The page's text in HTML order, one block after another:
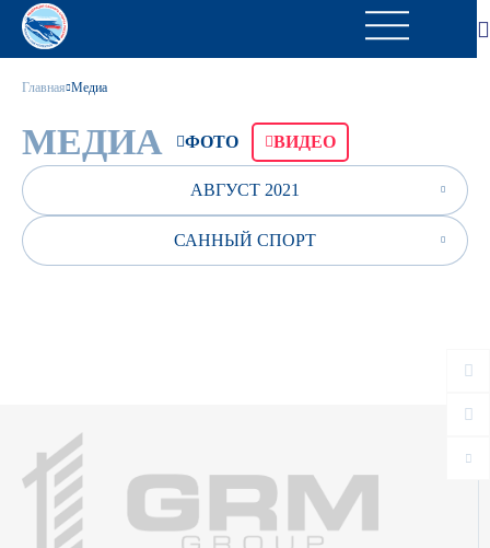
Главная Медиа
МЕДИА ФОТО ВИДЕО
АВГУСТ 2021
САННЫЙ СПОРТ